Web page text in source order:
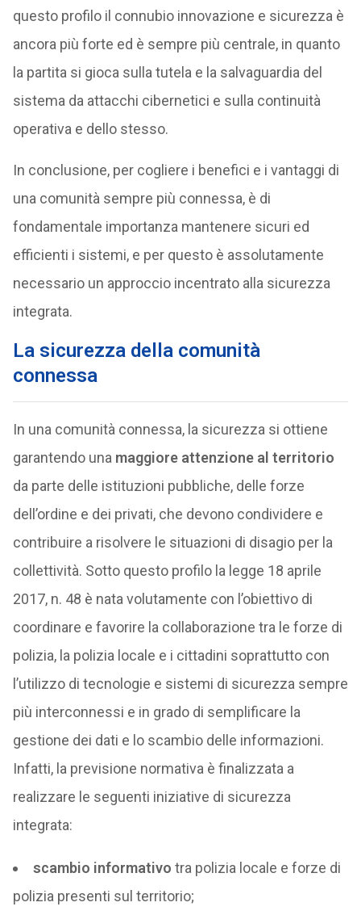
questo profilo il connubio innovazione e sicurezza è
ancora più forte ed è sempre più centrale, in quanto
la partita si gioca sulla tutela e la salvaguardia del
sistema da attacchi cibernetici e sulla continuità
operativa e dello stesso.
In conclusione, per cogliere i benefici e i vantaggi di
una comunità sempre più connessa, è di
fondamentale importanza mantenere sicuri ed
efficienti i sistemi, e per questo è assolutamente
necessario un approccio incentrato alla sicurezza
integrata.
La sicurezza della comunità
connessa
In una comunità connessa, la sicurezza si ottiene
garantendo una maggiore attenzione al territorio
da parte delle istituzioni pubbliche, delle forze
dell’ordine e dei privati, che devono condividere e
contribuire a risolvere le situazioni di disagio per la
collettività. Sotto questo profilo la legge 18 aprile
2017, n. 48 è nata volutamente con l’obiettivo di
coordinare e favorire la collaborazione tra le forze di
polizia, la polizia locale e i cittadini soprattutto con
l’utilizzo di tecnologie e sistemi di sicurezza sempre
più interconnessi e in grado di semplificare la
gestione dei dati e lo scambio delle informazioni.
Infatti, la previsione normativa è finalizzata a
realizzare le seguenti iniziative di sicurezza
integrata:
scambio informativo tra polizia locale e forze di
polizia presenti sul territorio;